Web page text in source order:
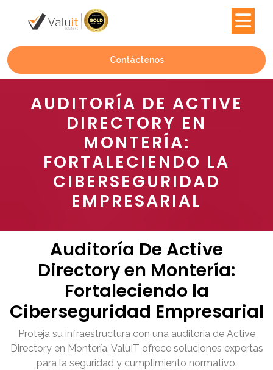
Contáctenos
AUDITORÍA DE ACTIVE
DIRECTORY EN
MONTERÍA:
FORTALECIENDO LA
CIBERSEGURIDAD
EMPRESARIAL
Auditoría De Active
Directory en Montería:
Fortaleciendo la
Ciberseguridad Empresarial
Proteja su infraestructura con una auditoría de Active
Directory en Montería. ValuIT ofrece soluciones expertas
para la seguridad y cumplimiento normativo.